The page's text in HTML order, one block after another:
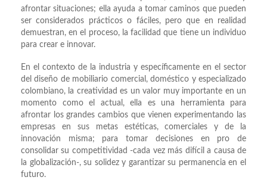
afrontar situaciones; ella ayuda a tomar caminos que pueden
ser considerados prácticos o fáciles, pero que en realidad
demuestran, en el proceso, la facilidad que tiene un individuo
para crear e innovar.
En el contexto de la industria y específicamente en el sector
del diseño de mobiliario comercial, doméstico y especializado
colombiano, la creatividad es un valor muy importante en un
momento como el actual, ella es una herramienta para
afrontar los grandes cambios que vienen experimentando las
empresas en sus metas estéticas, comerciales y de la
innovación misma; para tomar decisiones en pro de
consolidar su competitividad -cada vez más difícil a causa de
la globalización-, su solidez y garantizar su permanencia en el
futuro.